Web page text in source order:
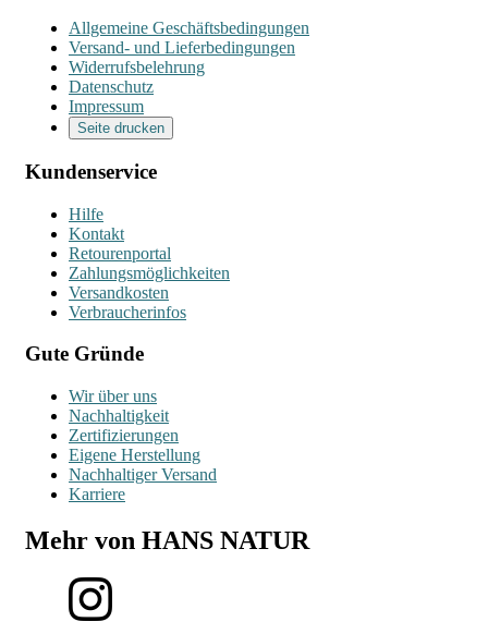
Allgemeine Geschäftsbedingungen
Versand- und Lieferbedingungen
Widerrufsbelehrung
Datenschutz
Impressum
Seite drucken
Kundenservice
Hilfe
Kontakt
Retourenportal
Zahlungsmöglichkeiten
Versandkosten
Verbraucherinfos
Gute Gründe
Wir über uns
Nachhaltigkeit
Zertifizierungen
Eigene Herstellung
Nachhaltiger Versand
Karriere
Mehr von HANS NATUR